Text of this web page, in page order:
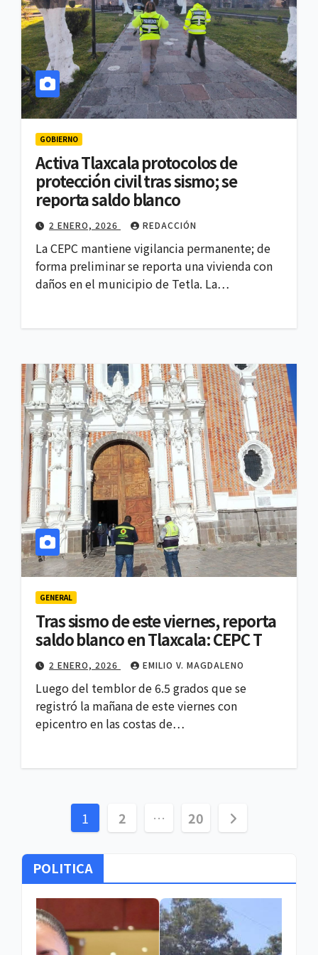
GOBIERNO
Activa Tlaxcala protocolos de
protección civil tras sismo; se
reporta saldo blanco
2 ENERO, 2026 REDACCIÓN
La CEPC mantiene vigilancia permanente; de
forma preliminar se reporta una vivienda con
daños en el municipio de Tetla. La…
GENERAL
Tras sismo de este viernes, reporta
saldo blanco en Tlaxcala: CEPC T
2 ENERO, 2026 EMILIO V. MAGDALENO
Luego del temblor de 6.5 grados que se
registró la mañana de este viernes con
epicentro en las costas de…
Paginación
de
entradas
1 2 … 20
POLITICA